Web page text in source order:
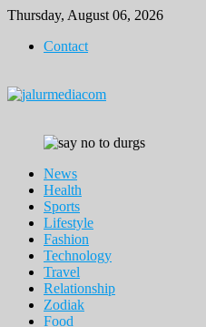
Skip
content
Thursday, August 06, 2026
Contact
News
Health
Sports
Lifestyle
Fashion
Technology
Travel
Relationship
Zodiak
Food